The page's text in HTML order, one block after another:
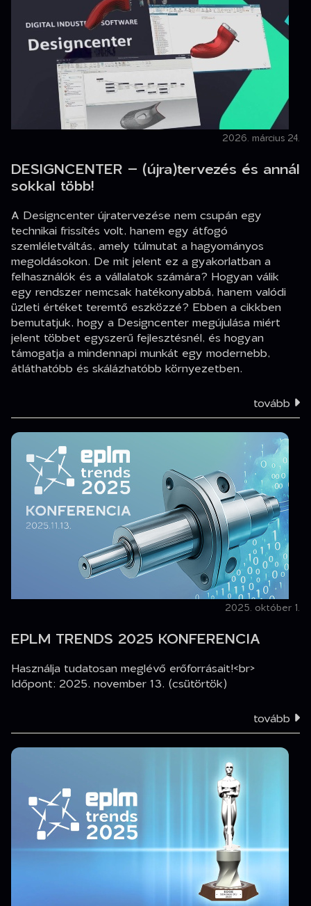
2026. március 24.
DESIGNCENTER – (újra)tervezés és annál
sokkal több!
A Designcenter újratervezése nem csupán egy
technikai frissítés volt, hanem egy átfogó
szemléletváltás, amely túlmutat a hagyományos
megoldásokon. De mit jelent ez a gyakorlatban a
felhasználók és a vállalatok számára? Hogyan válik
egy rendszer nemcsak hatékonyabbá, hanem valódi
üzleti értéket teremtő eszközzé? Ebben a cikkben
bemutatjuk, hogy a Designcenter megújulása miért
jelent többet egyszerű fejlesztésnél, és hogyan
támogatja a mindennapi munkát egy modernebb,
átláthatóbb és skálázhatóbb környezetben.
tovább
2025. október 1.
EPLM TRENDS 2025 KONFERENCIA
Használja tudatosan meglévő erőforrásait!<br>
Időpont: 2025. november 13. (csütörtök)
tovább